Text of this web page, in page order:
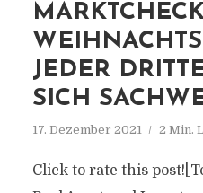
JEDER
SICH
17. Dezember 2021 2 Min.
Click to rate this